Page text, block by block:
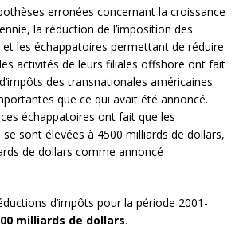
erronées concernant la croissance
la réduction de l’imposition des
les échappatoires permettant de réduire
activités de leurs filiales offshore ont fait
des transnationales américaines
que ce qui avait été annoncé.
échappatoires ont fait que les
sont élevées à 4500 milliards de dollars,
de dollars comme annoncé
d’impôts pour la période 2001-
milliards de dollars.